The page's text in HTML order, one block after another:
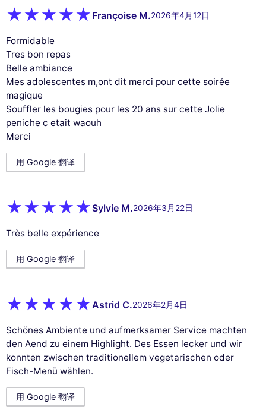
Françoise M.2026年4月12日
Formidable
Tres bon repas
Belle ambiance
Mes adolescentes m,ont dit merci pour cette soirée
magique
Souffler les bougies pour les 20 ans sur cette Jolie
peniche c etait waouh
Merci
用 Google 翻译
Sylvie M.2026年3月22日
Très belle expérience
用 Google 翻译
Astrid C.2026年2月4日
Schönes Ambiente und aufmerksamer Service machten
den Aend zu einem Highlight. Des Essen lecker und wir
konnten zwischen traditionellem vegetarischen oder
Fisch-Menü wählen.
用 Google 翻译